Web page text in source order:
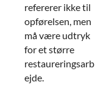
refererer ikke til
opførelsen, men
må være udtryk
for et større
restaureringsarb
ejde.